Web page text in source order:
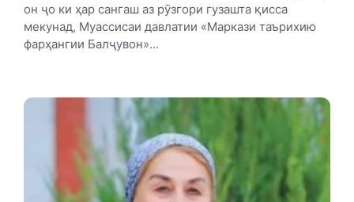
он ҷо ки ҳар сангаш аз рӯзгори гузашта қисса
мекунад, Муассисаи давлатии «Маркази таърихию
фарҳангии Балҷувон»...